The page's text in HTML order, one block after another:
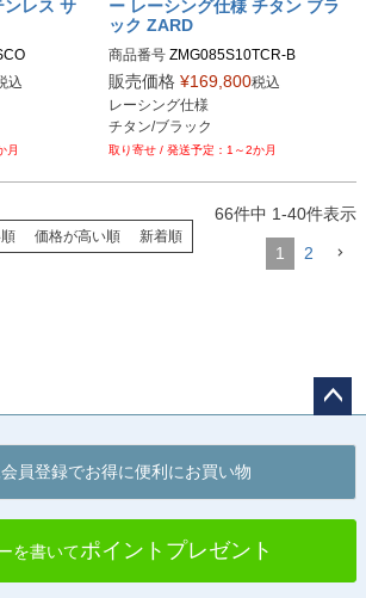
ンレス サ
込
月
ー レーシング仕様 チタン ブラ
ック ZARD
商品番号 ZMG085S10TCR-B
販売価格 ¥169,800税込
レーシング仕様
チタン/ブラック
1～2か月
価格が高い順 新着順
66件中 1-40件表示
1 2
へ
員登録でお得に便利にお買い物
を書いてポイントプレゼント